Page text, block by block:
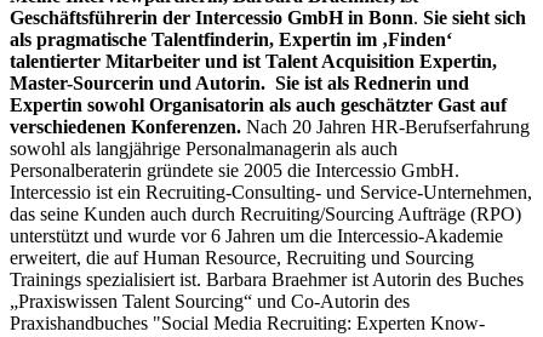
Geschäftsführerin der Intercessio GmbH in Bonn. Sie sieht sich
als pragmatische Talentfinderin, Expertin im ‚Finden‘
talentierter Mitarbeiter und ist Talent Acquisition Expertin,
Master-Sourcerin und Autorin. Sie ist als Rednerin und
Expertin sowohl Organisatorin als auch geschätzter Gast auf
verschiedenen Konferenzen. Nach 20 Jahren HR-Berufserfahrung
sowohl als langjährige Personalmanagerin als auch
Personalberaterin gründete sie 2005 die Intercessio GmbH.
Intercessio ist ein Recruiting-Consulting- und Service-Unternehmen,
das seine Kunden auch durch Recruiting/Sourcing Aufträge (RPO)
unterstützt und wurde vor 6 Jahren um die Intercessio-Akademie
erweitert, die auf Human Resource, Recruiting und Sourcing
Trainings spezialisiert ist. Barbara Braehmer ist Autorin des Buches
„Praxiswissen Talent Sourcing“ und Co-Autorin des
Praxishandbuches "Social Media Recruiting: Experten Know-